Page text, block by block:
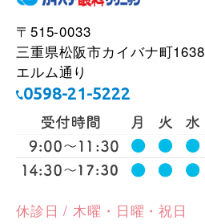
〒515-0033
三重県松阪市カイバナ町1638
エルム通り
0598-21-5222
休診日 / 木曜・日曜・祝日